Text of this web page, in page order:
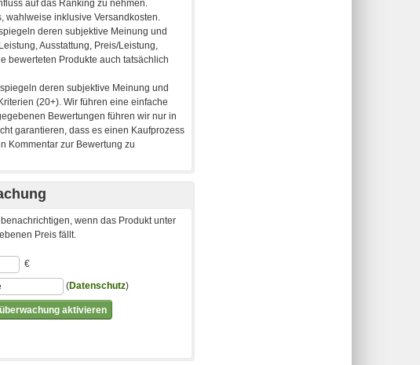
wenn das Produkt unter
Preis fällt.
aktivieren
€
(Datenschutz)